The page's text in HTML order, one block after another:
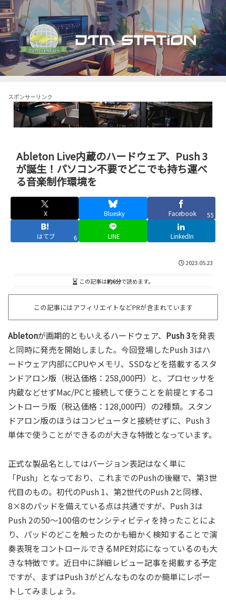
スポンサーリンク
Ableton Live内蔵のハードウェア、Push 3
が誕生！パソコン不要でどこでも持ち運べ
る音楽制作環境を
X Bluesky Facebook 55
はてブ 6 LINE LinkedIn
2023.05.23
この記事は約6分で読めます。
この記事にはアフィリエイトなどPRが含まれています
Abletonが画期的ともいえるハードウェア、 Push 3を発表
と同時に発売を開始しました。今回登場したPush 3はハ
ードウェア内部にCPUやメモリ、SSDなどを搭載するスタ
ンドアロン版（税込価格：258,000円）と、プロセッサを
内蔵などせずMac/PCと接続して使うことを前提とするコ
ントローラ版（税込価格：128,000円）の2種類。スタン
ドアロン版のほうはコンピュータと接続せずに、Push 3
単体で使うことができるのが大きな特徴となっています。
正式な製品名としてはバージョン表記はなく単に
「Push」となっており、これまでのPushの後継で、第3世
代目のもの。初代のPush 1、第2世代のPush 2と同様、
8×8のパッドを備えている点は共通ですが、Push 3は
Push 2の50～100倍のセンシティビティを持ったことによ
り、パッドのどこを触ったのかも細かく検知することで演
奏表現をコントロールできるMPE対応になっているのも大
きな特徴です。近日中に詳細レビュー記事を掲載する予定
ですが、まずはPush 3がどんなものなのか簡単にレポー
トしてみましょう。